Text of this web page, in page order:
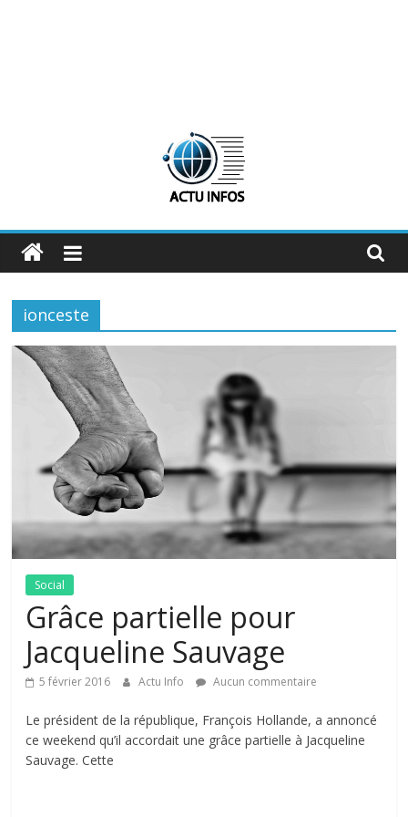
ActuInfos
De
des
infos
ActuInfos
ionceste
Social
Grâce partielle pour
Jacqueline Sauvage
5 février 2016 Actu Info Aucun commentaire
Le président de la république, François Hollande, a annoncé
ce weekend qu’il accordait une grâce partielle à Jacqueline
Sauvage. Cette